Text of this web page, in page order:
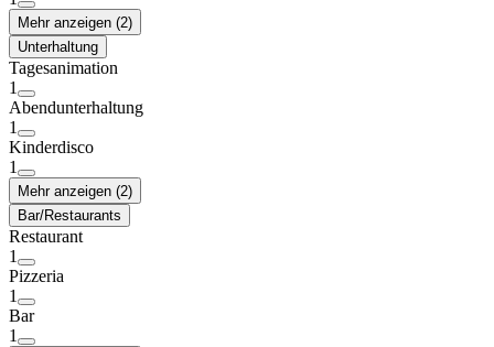
Mehr anzeigen (2)
Unterhaltung
Tagesanimation
1
Abendunterhaltung
1
Kinderdisco
1
Mehr anzeigen (2)
Bar/Restaurants
Restaurant
1
Pizzeria
1
Bar
1